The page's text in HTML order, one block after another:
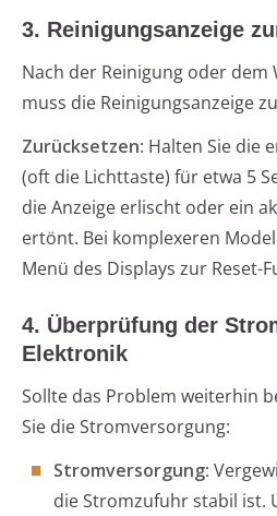
3. Reinigungsanzeige
Nach der Reinigung oder dem
muss die Reinigungsanzeige
Zurücksetzen: Halten Sie die
(oft die Lichttaste) für etwa 5
die Anzeige erlischt oder ein
ertönt. Bei komplexeren
Menü des Displays zur Reset-
4. Überprüfung der
Elektronik
Sollte das Problem weiterhin
Sie die Stromversorgung:
Stromversorgung:
die Stromzufuhr stabil ist.